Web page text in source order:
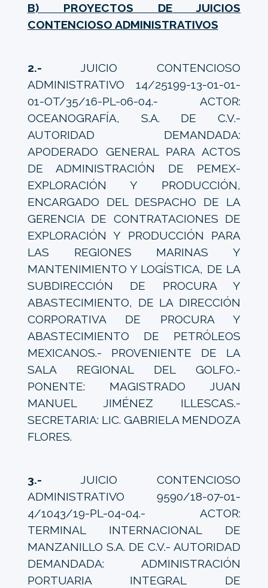
B) PROYECTOS DE JUICIOS
CONTENCIOSO ADMINISTRATIVOS
2.- JUICIO CONTENCIOSO
ADMINISTRATIVO 14/25199-13-01-01-
01-OT/35/16-PL-06-04.- ACTOR:
OCEANOGRAFÍA, S.A. DE C.V.-
AUTORIDAD DEMANDADA:
APODERADO GENERAL PARA ACTOS
DE ADMINISTRACIÓN DE PEMEX-
EXPLORACIÓN Y PRODUCCIÓN,
ENCARGADO DEL DESPACHO DE LA
GERENCIA DE CONTRATACIONES DE
EXPLORACIÓN Y PRODUCCIÓN PARA
LAS REGIONES MARINAS Y
MANTENIMIENTO Y LOGÍSTICA, DE LA
SUBDIRECCIÓN DE PROCURA Y
ABASTECIMIENTO, DE LA DIRECCIÓN
CORPORATIVA DE PROCURA Y
ABASTECIMIENTO DE PETRÓLEOS
MEXICANOS.- PROVENIENTE DE LA
SALA REGIONAL DEL GOLFO.-
PONENTE: MAGISTRADO JUAN
MANUEL JIMÉNEZ ILLESCAS.-
SECRETARIA: LIC. GABRIELA MENDOZA
FLORES.
3.- JUICIO CONTENCIOSO
ADMINISTRATIVO 9590/18-07-01-
4/1043/19-PL-04-04.- ACTOR:
TERMINAL INTERNACIONAL DE
MANZANILLO S.A. DE C.V.- AUTORIDAD
DEMANDADA: ADMINISTRACIÓN
PORTUARIA INTEGRAL DE